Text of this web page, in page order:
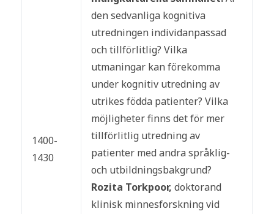
1400-
1430
den sedvanliga kognitiva
utredningen individanpassad
och tillförlitlig? Vilka
utmaningar kan förekomma
under kognitiv utredning av
utrikes födda patienter? Vilka
möjligheter finns det för mer
tillförlitlig utredning av
patienter med andra språklig-
och utbildningsbakgrund?
Rozita Torkpoor, doktorand
klinisk minnesforskning vid